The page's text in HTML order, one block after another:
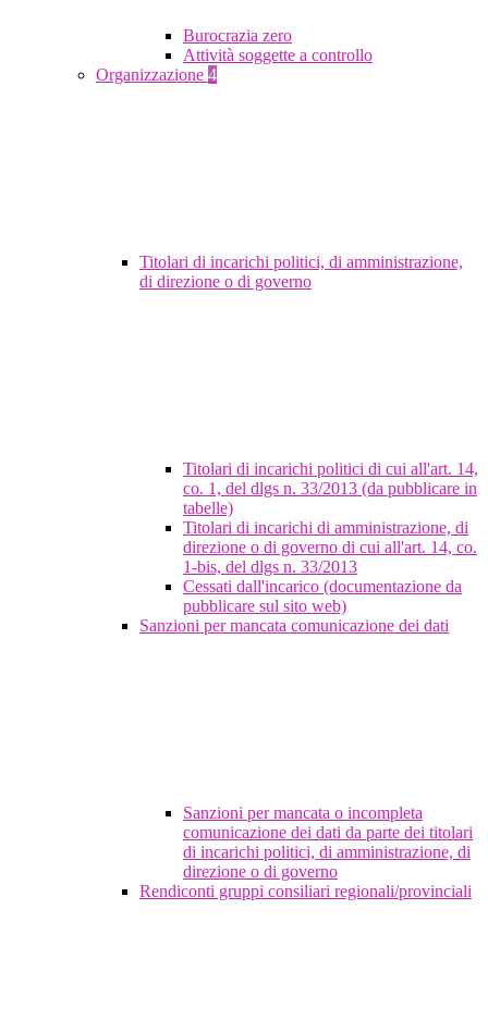
Burocrazia zero
Attività soggette a controllo
Organizzazione 4
Titolari di incarichi politici, di amministrazione,
di direzione o di governo
Titolari di incarichi politici di cui all'art. 14,
co. 1, del dlgs n. 33/2013 (da pubblicare in
tabelle)
Titolari di incarichi di amministrazione, di
direzione o di governo di cui all'art. 14, co.
1-bis, del dlgs n. 33/2013
Cessati dall'incarico (documentazione da
pubblicare sul sito web)
Sanzioni per mancata comunicazione dei dati
Sanzioni per mancata o incompleta
comunicazione dei dati da parte dei titolari
di incarichi politici, di amministrazione, di
direzione o di governo
Rendiconti gruppi consiliari regionali/provinciali